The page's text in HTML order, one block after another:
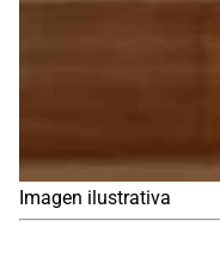
Imagen ilustrativa